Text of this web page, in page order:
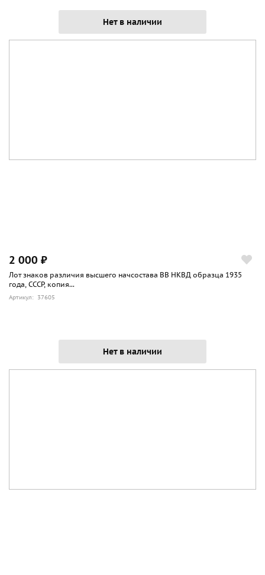
Нет в наличии
2 000 ₽
Лот знаков различия высшего начсостава ВВ НКВД образца 1935
года, СССР, копия...
Артикул: 37605
Нет в наличии